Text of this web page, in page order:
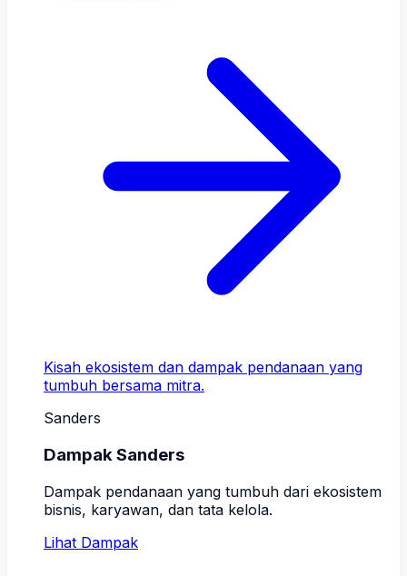
Kisah ekosistem dan dampak pendanaan yang
tumbuh bersama mitra.
Sanders
Dampak Sanders
Dampak pendanaan yang tumbuh dari ekosistem
bisnis, karyawan, dan tata kelola.
Lihat Dampak